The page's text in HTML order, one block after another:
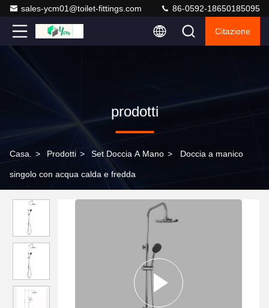
sales-ycm01@toilet-fittings.com 86-0592-18650185095
Citazione
prodotti
Casa. > Prodotti > Set Doccia A Mano > Doccia a manico
singolo con acqua calda e fredda